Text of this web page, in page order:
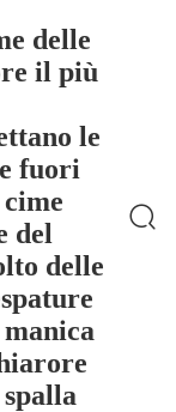
delle
il più
le
fuori
del
delle
Le Do
cime
spalla